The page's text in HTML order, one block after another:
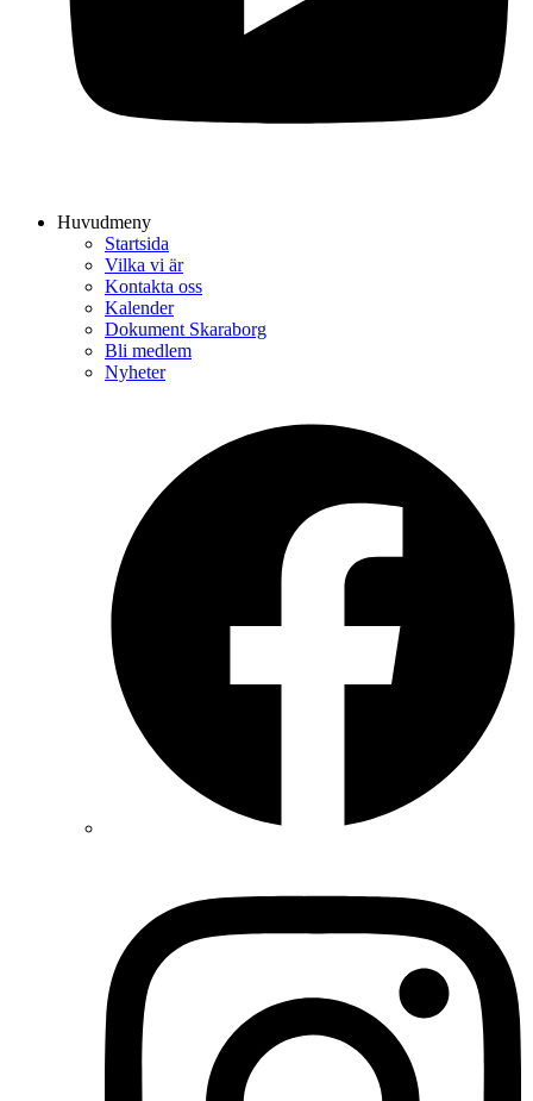
Huvudmeny
Startsida
Vilka vi är
Kontakta oss
Kalender
Dokument Skaraborg
Bli medlem
Nyheter